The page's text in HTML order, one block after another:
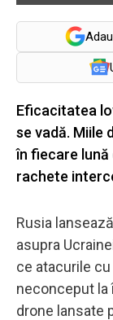
Eficacitatea
se vadă. Miile
în fiecare
rachete
Rusia
asupra
ce atacurile
neconceput la
drone lansate